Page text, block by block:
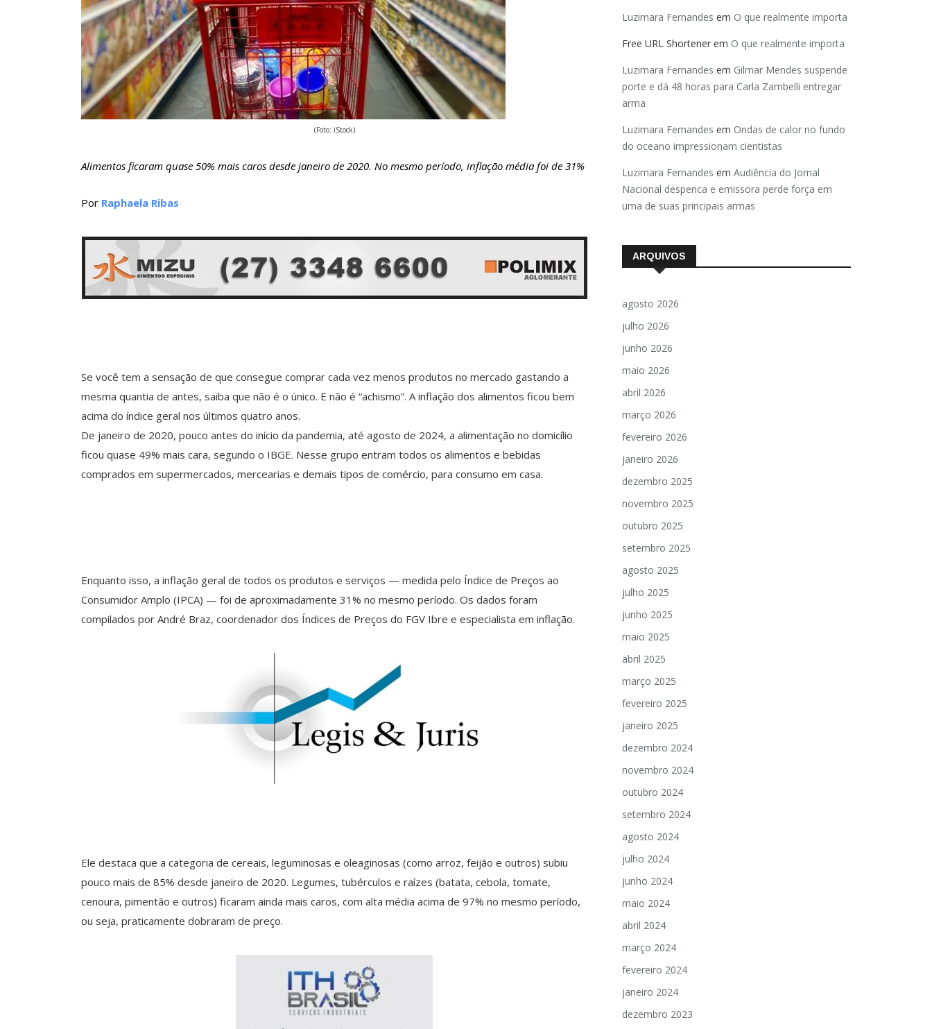
(Foto: iStock)
Alimentos ficaram quase 50% mais caros desde janeiro de 2020. No mesmo período, inflação média foi de 31%
Por Raphaela Ribas
Se você tem a sensação de que consegue comprar cada vez menos produtos no mercado gastando a
mesma quantia de antes, saiba que não é o único. E não é “achismo”. A inflação dos alimentos ficou bem
acima do índice geral nos últimos quatro anos.
De janeiro de 2020, pouco antes do início da pandemia, até agosto de 2024, a alimentação no domicílio
ficou quase 49% mais cara, segundo o IBGE. Nesse grupo entram todos os alimentos e bebidas
comprados em supermercados, mercearias e demais tipos de comércio, para consumo em casa.
Enquanto isso, a inflação geral de todos os produtos e serviços — medida pelo Índice de Preços ao
Consumidor Amplo (IPCA) — foi de aproximadamente 31% no mesmo período. Os dados foram
compilados por André Braz, coordenador dos Índices de Preços do FGV Ibre e especialista em inflação.
Ele destaca que a categoria de cereais, leguminosas e oleaginosas (como arroz, feijão e outros) subiu
pouco mais de 85% desde janeiro de 2020. Legumes, tubérculos e raízes (batata, cebola, tomate,
cenoura, pimentão e outros) ficaram ainda mais caros, com alta média acima de 97% no mesmo período,
ou seja, praticamente dobraram de preço.
Luzimara Fernandes em O que realmente importa
Free URL Shortener em O que realmente importa
Luzimara Fernandes em Gilmar Mendes suspende
porte e dá 48 horas para Carla Zambelli entregar
arma
Luzimara Fernandes em Ondas de calor no fundo
do oceano impressionam cientistas
Luzimara Fernandes em Audiência do Jornal
Nacional despenca e emissora perde força em
uma de suas principais armas
ARQUIVOS
agosto 2026
julho 2026
junho 2026
maio 2026
abril 2026
março 2026
fevereiro 2026
janeiro 2026
dezembro 2025
novembro 2025
outubro 2025
setembro 2025
agosto 2025
julho 2025
junho 2025
maio 2025
abril 2025
março 2025
fevereiro 2025
janeiro 2025
dezembro 2024
novembro 2024
outubro 2024
setembro 2024
agosto 2024
julho 2024
junho 2024
maio 2024
abril 2024
março 2024
fevereiro 2024
janeiro 2024
dezembro 2023